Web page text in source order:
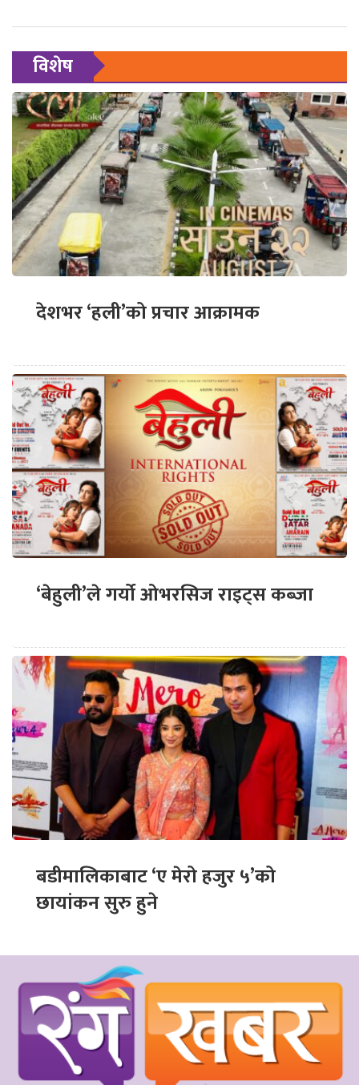
विशेष
देशभर ‘हली’को प्रचार आक्रामक
‘बेहुली’ले गर्यो ओभरसिज राइट्स कब्जा
बडीमालिकाबाट ‘ए मेरो हजुर ५’को
छायांकन सुरु हुने